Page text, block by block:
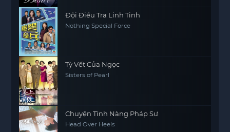
Đội Điều Tra Linh Tinh
Nothing Special Force
Tỳ Vết Của Ngọc
Sisters of Pearl
Chuyện Tình Nàng Pháp Sư
Head Over Heels